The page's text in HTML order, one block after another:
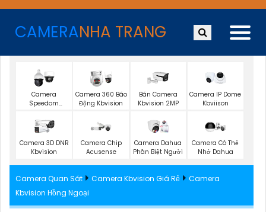
CAMERANHA TRANG
Camera
Speedom
Camera 360 Báo
Động Kbvision
Bán Camera
Kbvision 2MP
Camera IP Dome
Kbviison
Camera 3D DNR
Kbvision
Camera Chip
Acusense
Camera Dahua
Phân Biệt Người
Camera Có Thẻ
Nhớ Dahua
Camera Quan Sát Camera Kbvision Giá Rẻ
Camera
Kbvision Hồng Ngoại